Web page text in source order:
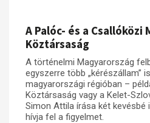
A Palóc- és a Csallóközi
Köztársaság
A történelmi Magyarország
egyszerre több „kérészállam”
magyarországi régióban –
Köztársaság vagy a Kelet-
Simon Attila írása két kevésbé
hívja fel a figyelmet.